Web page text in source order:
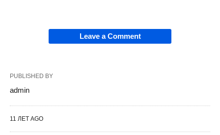
Leave a Comment
PUBLISHED BY
admin
11 ЛЕТ AGO